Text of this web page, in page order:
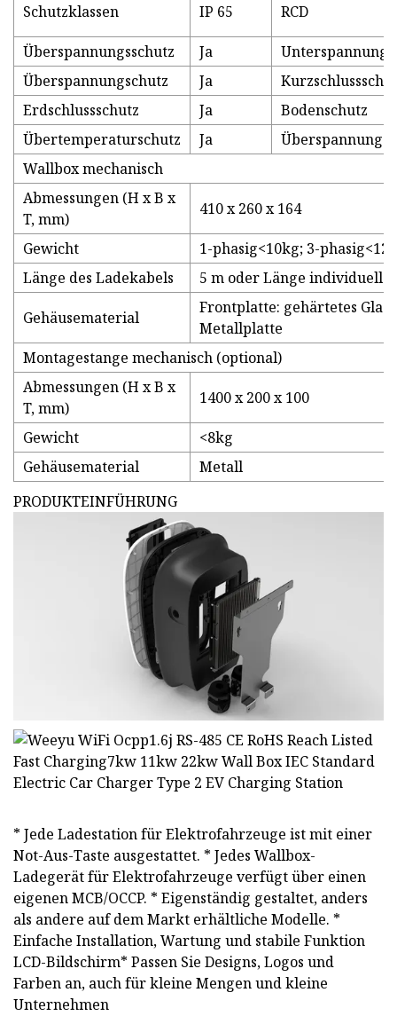
Schutzklassen IP 65 RCD
Überspannungsschutz Ja
Überspannungschutz
Ja
Erdschlussschutz
Ja
Bodenschutz
Übertemperaturschutz
Ja
Wallbox mechanisch
Abmessungen (H x B x
T, mm)
410 x 260 x 164
Gewicht
1-phasig<10kg; 3-
Länge des Ladekabels
5 m oder Länge individuell
Gehäusematerial
Frontplatte: gehärtetes Glas;
Metallplatte
Montagestange mechanisch (optional)
Abmessungen (H x B x
T, mm)
1400 x 200 x 100
Gewicht
<8kg
Gehäusematerial
Metall
PRODUKTEINFÜHRUNG
* Jede Ladestation für Elektrofahrzeuge ist mit einer
Not-Aus-Taste ausgestattet. * Jedes Wallbox-
Ladegerät für Elektrofahrzeuge verfügt über einen
eigenen MCB/OCCP. * Eigenständig gestaltet, anders
als andere auf dem Markt erhältliche Modelle. *
Einfache Installation, Wartung und stabile Funktion
LCD-Bildschirm* Passen Sie Designs, Logos und
Farben an, auch für kleine Mengen und kleine
Unternehmen